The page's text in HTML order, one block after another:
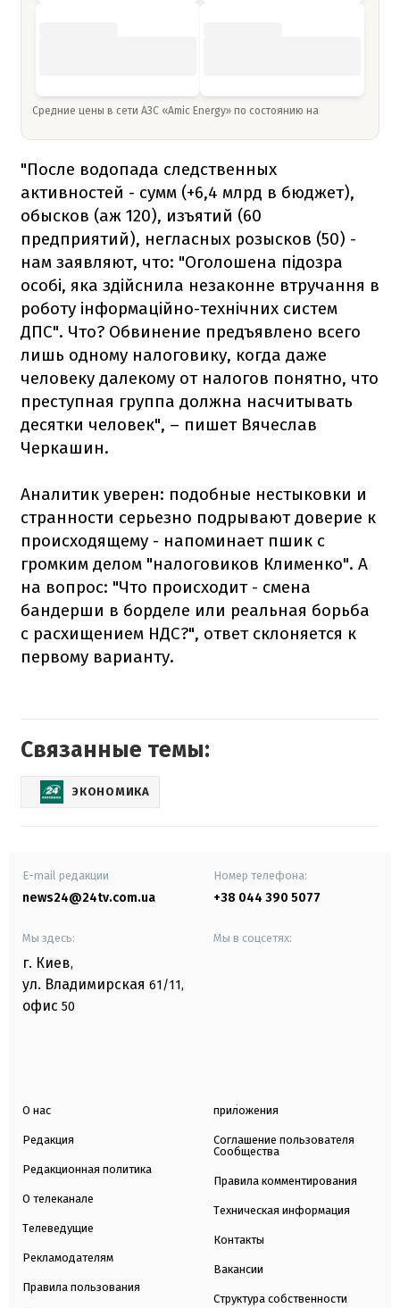
Средние цены в сети АЗС «Amic Energy» по состоянию на
"После водопада следственных
активностей - сумм (+6,4 млрд в бюджет),
обысков (аж 120), изъятий (60
предприятий), негласных розысков (50) -
нам заявляют, что: "Оголошена підозра
особі, яка здійснила незаконне втручання в
роботу інформаційно-технічних систем
ДПС". Что? Обвинение предъявлено всего
лишь одному налоговику, когда даже
человеку далекому от налогов понятно, что
преступная группа должна насчитывать
десятки человек", – пишет Вячеслав
Черкашин.
Аналитик уверен: подобные нестыковки и
странности серьезно подрывают доверие к
происходящему - напоминает пшик с
громким делом "налоговиков Клименко". А
на вопрос: "Что происходит - смена
бандерши в борделе или реальная борьба
с расхищением НДС?", ответ склоняется к
первому варианту.
Связанные темы:
ЭКОНОМИКА
E-mail редакции
news24@24tv.com.ua
Номер телефона:
+38 044 390 5077
Мы здесь:
г. Киев,
ул. Владимирская 61/11,
офис 50
Мы в соцсетях:
О нас
Редакция
Редакционная политика
О телеканале
Телеведущие
Рекламодателям
Правила пользования
приложения
Соглашение пользователя
Сообщества
Правила комментирования
Техническая информация
Контакты
Вакансии
Структура собственности